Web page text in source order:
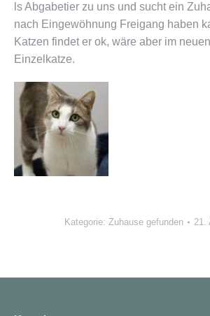
ls Abgabetier zu uns und sucht ein
nach Eingewöhnung Freigang haben
Katzen findet er ok, wäre aber im
Einzelkatze.
Kategorie: Zuhause gefunden 21.